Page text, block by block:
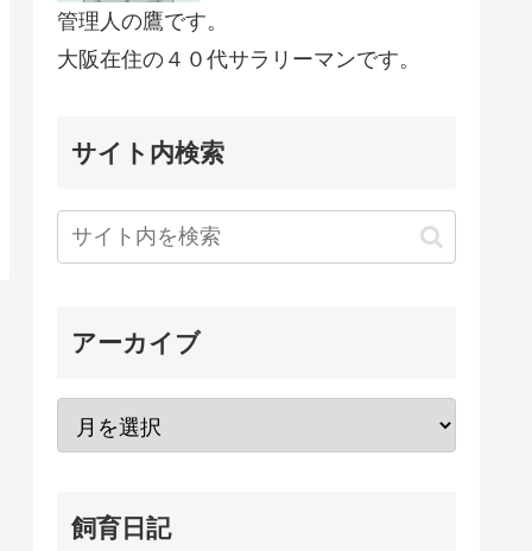
管理人の鷹です。
大阪在住の４０代サラリーマンです。
サイト内検索
アーカイブ
飼育日記